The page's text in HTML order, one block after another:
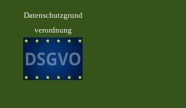
Datenschutzgrund
verordnung